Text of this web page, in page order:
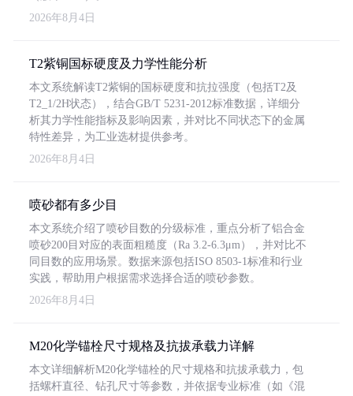
2026年8月4日
T2紫铜国标硬度及力学性能分析
本文系统解读T2紫铜的国标硬度和抗拉强度（包括T2及
T2_1/2H状态），结合GB/T 5231-2012标准数据，详细分
析其力学性能指标及影响因素，并对比不同状态下的金属
特性差异，为工业选材提供参考。
2026年8月4日
喷砂都有多少目
本文系统介绍了喷砂目数的分级标准，重点分析了铝合金
喷砂200目对应的表面粗糙度（Ra 3.2-6.3μm），并对比不
同目数的应用场景。数据来源包括ISO 8503-1标准和行业
实践，帮助用户根据需求选择合适的喷砂参数。
2026年8月4日
M20化学锚栓尺寸规格及抗拔承载力详解
本文详细解析M20化学锚栓的尺寸规格和抗拔承载力，包
括螺杆直径、钻孔尺寸等参数，并依据专业标准（如《混